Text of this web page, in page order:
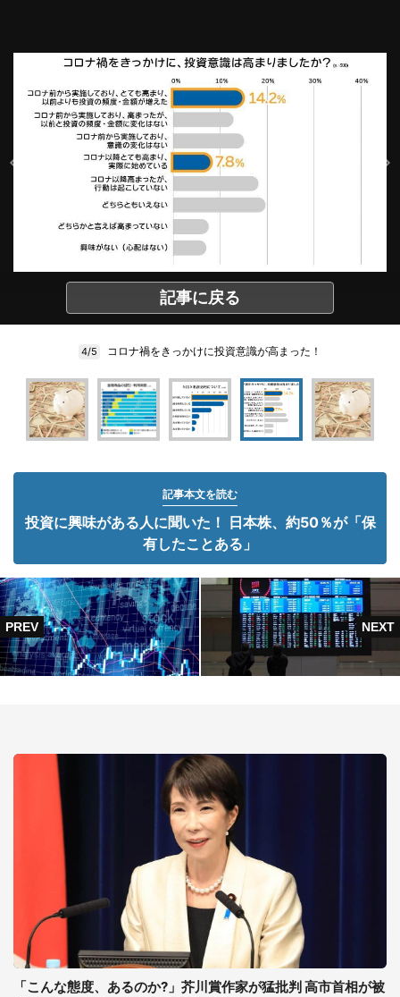
記事に戻る
4/5 コロナ禍をきっかけに投資意識が高まった！
記事本文を読む
投資に興味がある人に聞いた！ 日本株、約50％が「保
有したことある」
「こんな態度、あるのか?」芥川賞作家が猛批判 高市首相が被